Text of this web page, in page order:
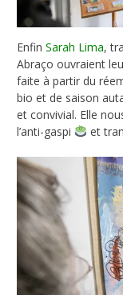
Enfin Sarah Lima,
Abraço ouvraient
faite à partir du
bio et de saison
et convivial. Elle
l’anti-gaspi
et